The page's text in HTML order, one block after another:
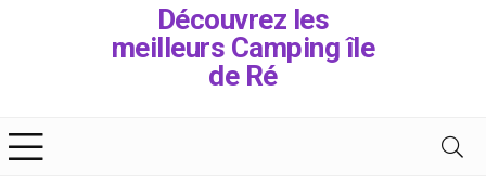
Découvrez les
meilleurs Camping île
de Ré